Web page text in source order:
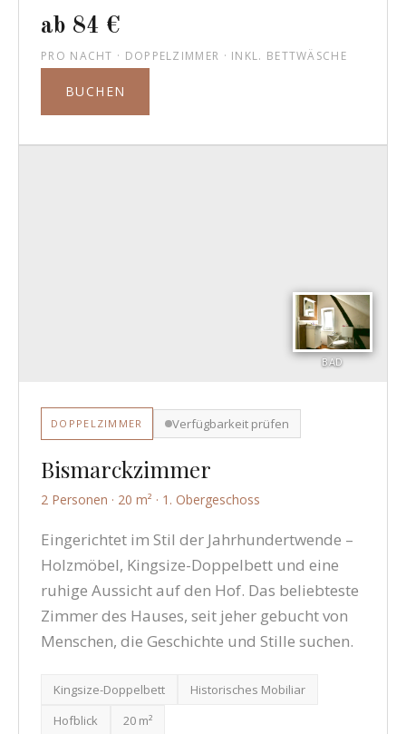
ab 84 €
PRO NACHT · DOPPELZIMMER · INKL. BETTWÄSCHE
BUCHEN
BAD
DOPPELZIMMER Verfügbarkeit prüfen
Bismarckzimmer
2 Personen · 20 m² · 1. Obergeschoss
Eingerichtet im Stil der Jahrhundertwende –
Holzmöbel, Kingsize-Doppelbett und eine
ruhige Aussicht auf den Hof. Das beliebteste
Zimmer des Hauses, seit jeher gebucht von
Menschen, die Geschichte und Stille suchen.
Kingsize-Doppelbett
Historisches Mobiliar
Hofblick
20 m²